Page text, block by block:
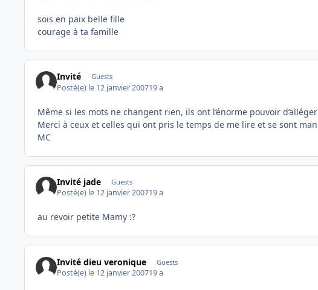
sois en paix belle fille
courage à ta famille
Invité Guests
Posté(e) le 12 janvier 200719 a
Même si les mots ne changent rien, ils ont l’énorme pouvoir
Merci à ceux et celles qui ont pris le temps de me lire et se sont
MC
Invité jade Guests
Posté(e) le 12 janvier 200719 a
au revoir petite Mamy :?
Invité dieu veronique Guests
Posté(e) le 12 janvier 200719 a